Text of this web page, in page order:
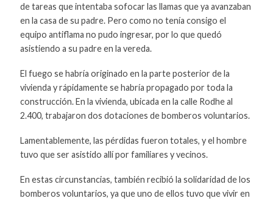
de tareas que intentaba sofocar las llamas que ya avanzaban
en la casa de su padre. Pero como no tenía consigo el
equipo antiflama no pudo ingresar, por lo que quedó
asistiendo a su padre en la vereda.
El fuego se habría originado en la parte posterior de la
vivienda y rápidamente se habría propagado por toda la
construcción. En la vivienda, ubicada en la calle Rodhe al
2.400, trabajaron dos dotaciones de bomberos voluntarios.
Lamentablemente, las pérdidas fueron totales, y el hombre
tuvo que ser asistido allí por familiares y vecinos.
En estas circunstancias, también recibió la solidaridad de los
bomberos voluntarios, ya que uno de ellos tuvo que vivir en